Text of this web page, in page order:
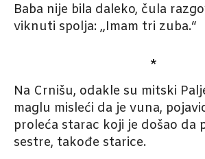
Baba nije bila daleko, čula
viknuti spolja: „Imam tri zuba.“
*
Na Crnišu, odakle su mitski
maglu misleći da je vuna,
proleća starac koji je došao da
sestre, takođe starice.